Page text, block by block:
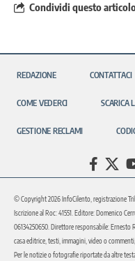
Condividi questo
REDAZIONE CONTATTACI
COME VEDERCI SCARICA
GESTIONE RECLAMI
© Copyright 2026 InfoCilento, registrazione
Iscrizione al Roc: 41551. Editore: Domenico
06134250650. Direttore responsabile:
casa editrice, testi, immagini, video o
Per le notizie o fotografie riportate da altre